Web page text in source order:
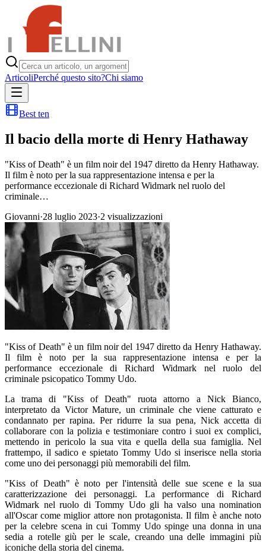
ArticoliPerché questo sito?Chi siamo
Best ten
Il bacio della morte di Henry Hathaway
"Kiss of Death" è un film noir del 1947 diretto da Henry Hathaway.
Il film è noto per la sua rappresentazione intensa e per la
performance eccezionale di Richard Widmark nel ruolo del
criminale…
Giovanni·28 luglio 2023·2 visualizzazioni
"Kiss of Death" è un film noir del 1947 diretto da Henry Hathaway.
Il film è noto per la sua rappresentazione intensa e per la
performance eccezionale di Richard Widmark nel ruolo del
criminale psicopatico Tommy Udo.
La trama di "Kiss of Death" ruota attorno a Nick Bianco,
interpretato da Victor Mature, un criminale che viene catturato e
condannato per rapina. Per ridurre la sua pena, Nick accetta di
collaborare con la polizia e testimoniare contro i suoi ex complici,
mettendo in pericolo la sua vita e quella della sua famiglia. Nel
frattempo, il sadico e spietato Tommy Udo si inserisce nella storia
come uno dei personaggi più memorabili del film.
"Kiss of Death" è noto per l'intensità delle sue scene e la sua
caratterizzazione dei personaggi. La performance di Richard
Widmark nel ruolo di Tommy Udo gli ha valso una nomination
all'Oscar come miglior attore non protagonista. Il film è anche noto
per la celebre scena in cui Tommy Udo spinge una donna in una
sedia a rotelle giù per le scale, creando una delle immagini più
iconiche della storia del cinema.